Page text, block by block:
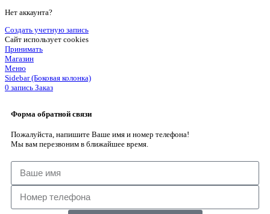
Нет аккаунта?
Создать учетную запись
Сайт использует cookies
Принимать
Магазин
Меню
Sidebar (Боковая колонка)
0 запись Заказ
Форма обратной связи
Пожалуйста, напишите Ваше имя и номер телефона!
Мы вам перезвоним в ближайшее время.